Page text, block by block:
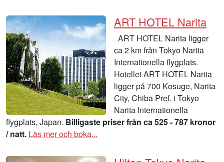
ART HOTEL Narita
ART HOTEL Narita ligger
ca 2 km från Tokyo Narita
Internationella flygplats.
Hotellet ART HOTEL Narita
ligger på 700 Kosuge, Narita
City, Chiba Pref. i Tokyo
Narita Internationella
flygplats, Japan. Billigaste priser från ca 525 - 787 kronor
/ natt. Läs mer och boka...